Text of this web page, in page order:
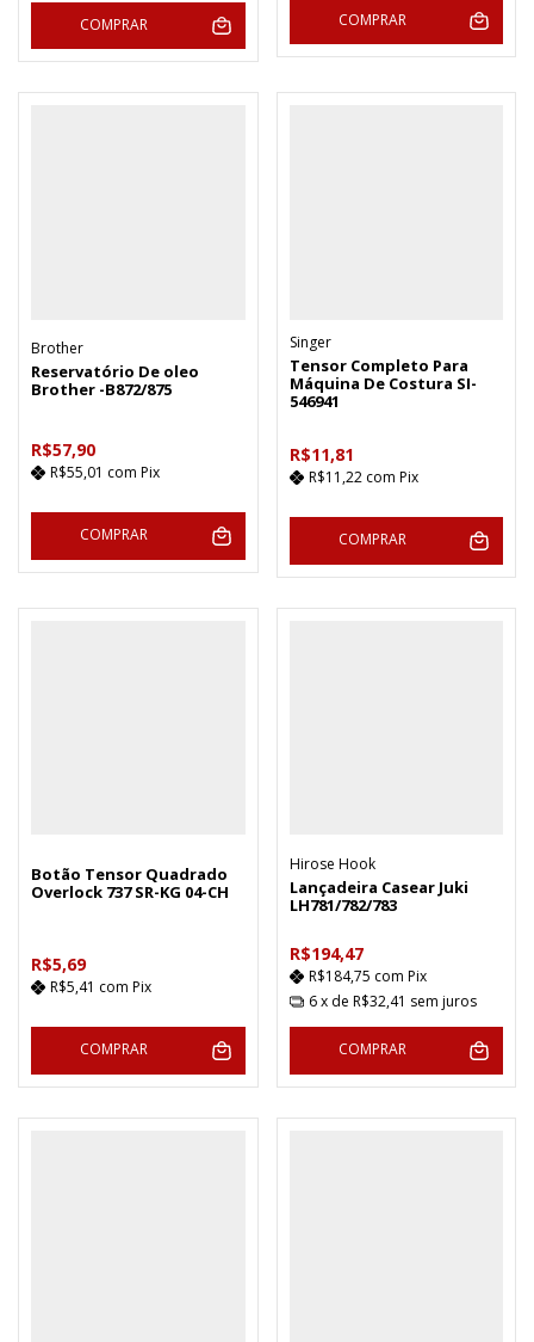
COMPRAR COMPRAR
Brother
Reservatório De oleo
Brother -B872/875
R$57,90
R$55,01 com Pix
COMPRAR
Singer
Tensor Completo Para
Máquina De Costura SI-
546941
R$11,81
R$11,22 com Pix
COMPRAR
Botão Tensor Quadrado
Overlock 737 SR-KG 04-CH
R$5,69
R$5,41 com Pix
COMPRAR
Hirose Hook
Lançadeira Casear Juki
LH781/782/783
R$194,47
R$184,75 com Pix
6 x de R$32,41 sem juros
COMPRAR